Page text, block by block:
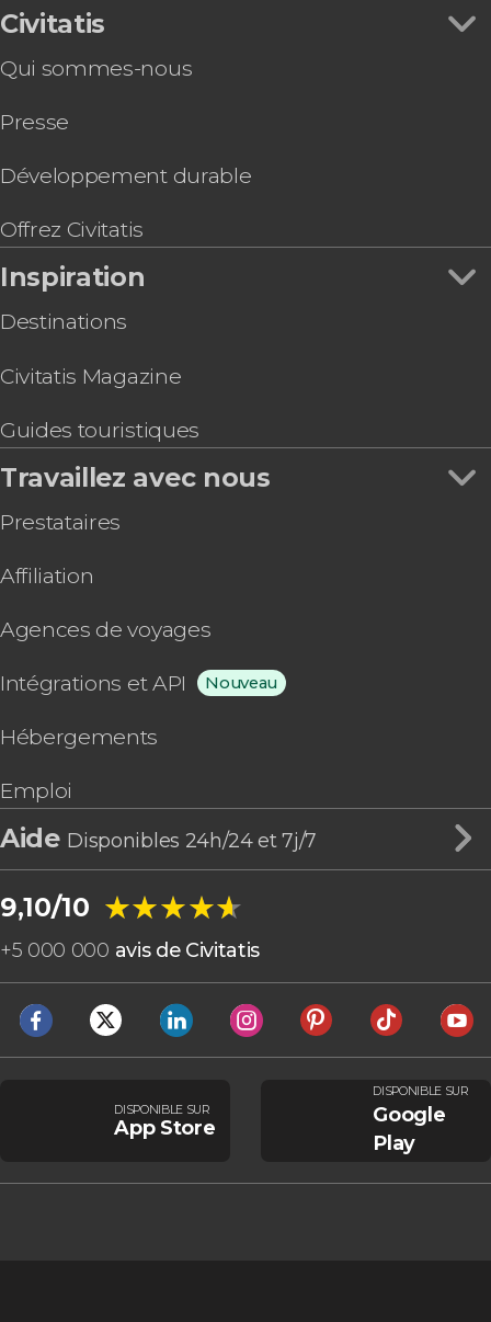
Civitatis
Qui sommes-nous
Presse
Développement durable
Offrez Civitatis
Inspiration
Destinations
Civitatis Magazine
Guides touristiques
Travaillez avec nous
Prestataires
Affiliation
Agences de voyages
Intégrations et API Nouveau
Hébergements
Emploi
Aide Disponibles 24h/24 et 7j/7
9,10/10 ★★★★★
★★★★★
+5 000 000 avis de Civitatis
DISPONIBLE SUR
App Store
DISPONIBLE SUR
Google
Play